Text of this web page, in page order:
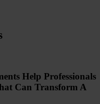
Help Professionals
Can Transform A